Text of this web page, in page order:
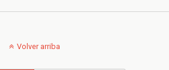
Volver arriba